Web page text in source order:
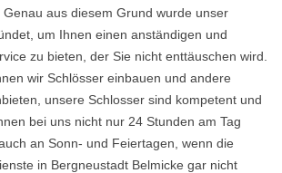
aus diesem Grund wurde unser
um Ihnen einen anständigen und
zu bieten, der Sie nicht enttäuschen wird.
wir Schlösser einbauen und andere
unsere Schlosser sind kompetent und
bei uns nicht nur 24 Stunden am Tag
an Sonn- und Feiertagen, wenn die
in Bergneustadt Belmicke gar nicht